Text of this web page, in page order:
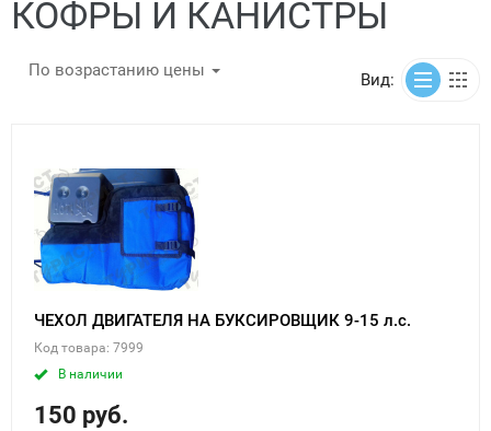
КОФРЫ И КАНИСТРЫ
По возрастанию цены Вид:
ЧЕХОЛ ДВИГАТЕЛЯ НА БУКСИРОВЩИК 9-15 л.с.
Код товара: 7999
В наличии
150 руб.